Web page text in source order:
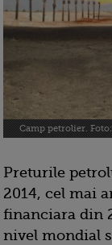
Camp petrolier.
Preturile
2014, cel mai
financiara din
nivel mondial